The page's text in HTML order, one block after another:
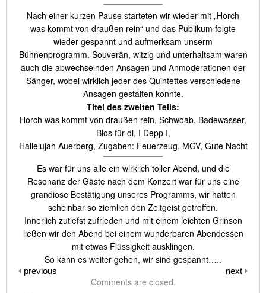
Nach einer kurzen Pause starteten wir wieder mit „Horch
was kommt von draußen rein“ und das Publikum folgte
wieder gespannt und aufmerksam unserm
Bühnenprogramm. Souverän, witzig und unterhaltsam waren
auch die abwechselnden Ansagen und Anmoderationen der
Sänger, wobei wirklich jeder des Quintettes verschiedene
Ansagen gestalten konnte.
Titel des zweiten Teils:
Horch was kommt von draußen rein, Schwoab, Badewasser,
Blos für di, I Depp I,
Hallelujah Auerberg, Zugaben: Feuerzeug, MGV, Gute Nacht
Es war für uns alle ein wirklich toller Abend, und die
Resonanz der Gäste nach dem Konzert war für uns eine
grandiose Bestätigung unseres Programms, wir hatten
scheinbar so ziemlich den Zeitgeist getroffen.
Innerlich zutiefst zufrieden und mit einem leichten Grinsen
ließen wir den Abend bei einem wunderbaren Abendessen
mit etwas Flüssigkeit ausklingen.
So kann es weiter gehen, wir sind gespannt…..
previous next
Comments are closed.